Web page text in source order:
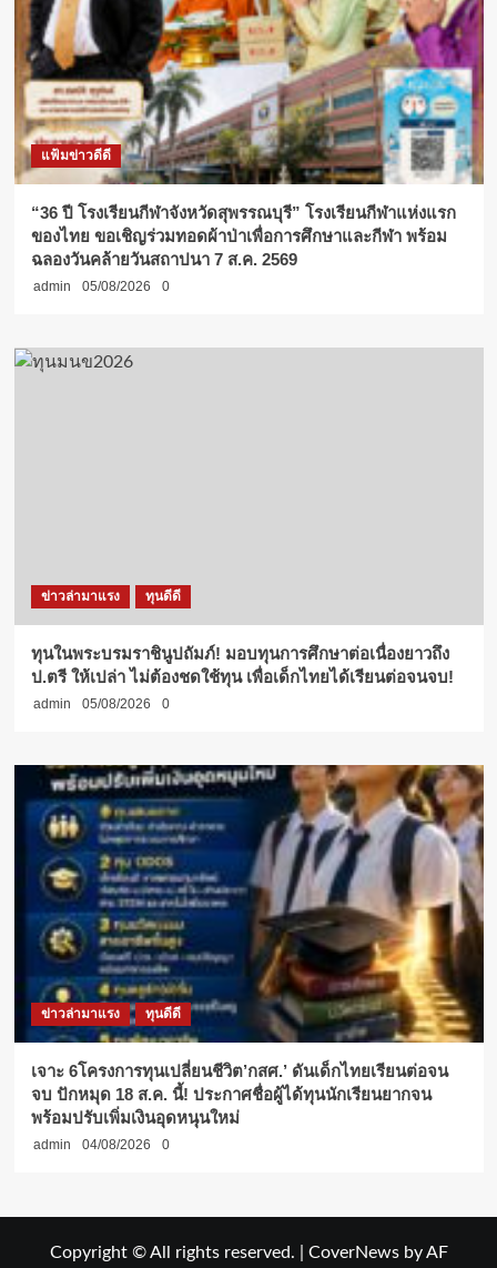
แฟ้มข่าวดีดี
“36 ปี โรงเรียนกีฬาจังหวัดสุพรรณบุรี” โรงเรียนกีฬาแห่งแรก
ของไทย ขอเชิญร่วมทอดผ้าป่าเพื่อการศึกษาและกีฬา พร้อม
ฉลองวันคล้ายวันสถาปนา 7 ส.ค. 2569
admin 05/08/2026 0
ข่าวล่ามาแรง ทุนดีดี
ทุนในพระบรมราชินูปถัมภ์! มอบทุนการศึกษาต่อเนื่องยาวถึง
ป.ตรี ให้เปล่า ไม่ต้องชดใช้ทุน เพื่อเด็กไทยได้เรียนต่อจนจบ!
admin 05/08/2026 0
ข่าวล่ามาแรง ทุนดีดี
เจาะ 6โครงการทุนเปลี่ยนชีวิต’กสศ.’ ดันเด็กไทยเรียนต่อจน
จบ ปักหมุด 18 ส.ค. นี้! ประกาศชื่อผู้ได้ทุนนักเรียนยากจน
พร้อมปรับเพิ่มเงินอุดหนุนใหม่
admin 04/08/2026 0
Copyright © All rights reserved. CoverNewsby AF